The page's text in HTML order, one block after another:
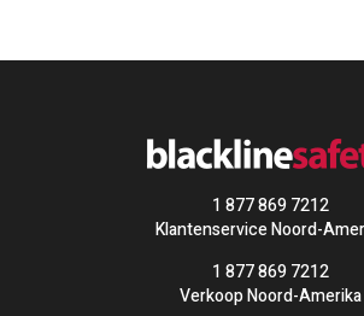
1 877 869 7212
Klantenservice Noord-
1 877 869 7212
Verkoop Noord-Amerika